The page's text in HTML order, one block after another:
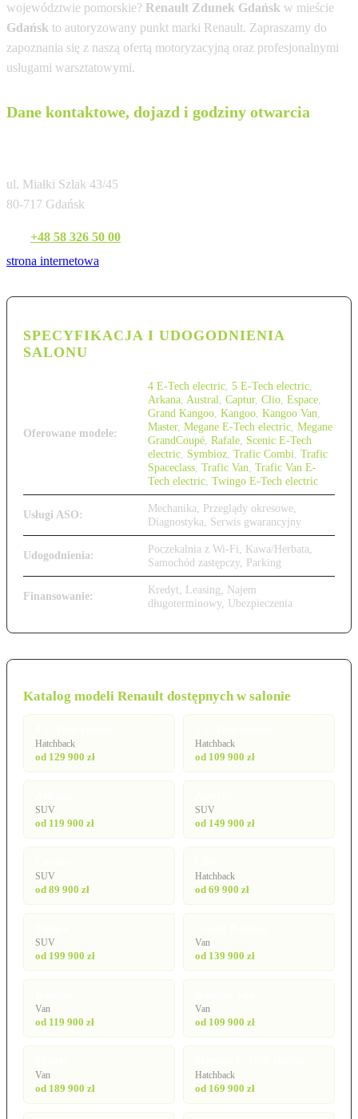
województwie pomorskie? Renault Zdunek Gdańsk w mieście
Gdańsk to autoryzowany punkt marki Renault. Zapraszamy do
zapoznania się z naszą ofertą motoryzacyjną oraz profesjonalnymi
usługami warsztatowymi.
Dane kontaktowe, dojazd i godziny otwarcia
ul. Miałki Szlak 43/45
80-717 Gdańsk
+48 58 326 50 00
strona internetowa
SPECYFIKACJA I UDOGODNIENIA
SALONU
Oferowane modele:
4 E-Tech electric 5 E-Tech electric
Arkana Austral Captur, Clio Espace
Grand Kangoo Kangoo Kangoo Van
Master, Megane E-Tech electric Megane
GrandCoupé Rafale Scenic E-Tech
electric Symbioz Trafic Combi Trafic
Spaceclass Trafic Van Trafic Van E-
Tech electric Twingo E-Tech electric
Usługi ASO:
Mechanika, Przeglądy okresowe,
Diagnostyka, Serwis gwarancyjny
Udogodnienia:
Poczekalnia z Wi-Fi, Kawa/Herbata,
Samochód zastępczy, Parking
Finansowanie:
Kredyt, Leasing, Najem
długoterminowy, Ubezpieczenia
Katalog modeli Renault dostępnych w salonie
Hatchback
od 129 900 zł
Hatchback
od 109 900 zł
SUV
od 119 900 zł
SUV
od 149 900 zł
SUV
od 89 900 zł
Hatchback
od 69 900 zł
SUV
od 199 900 zł
Van
od 139 900 zł
Van
od 119 900 zł
Van
od 109 900 zł
Van
od 189 900 zł
Hatchback
od 169 900 zł